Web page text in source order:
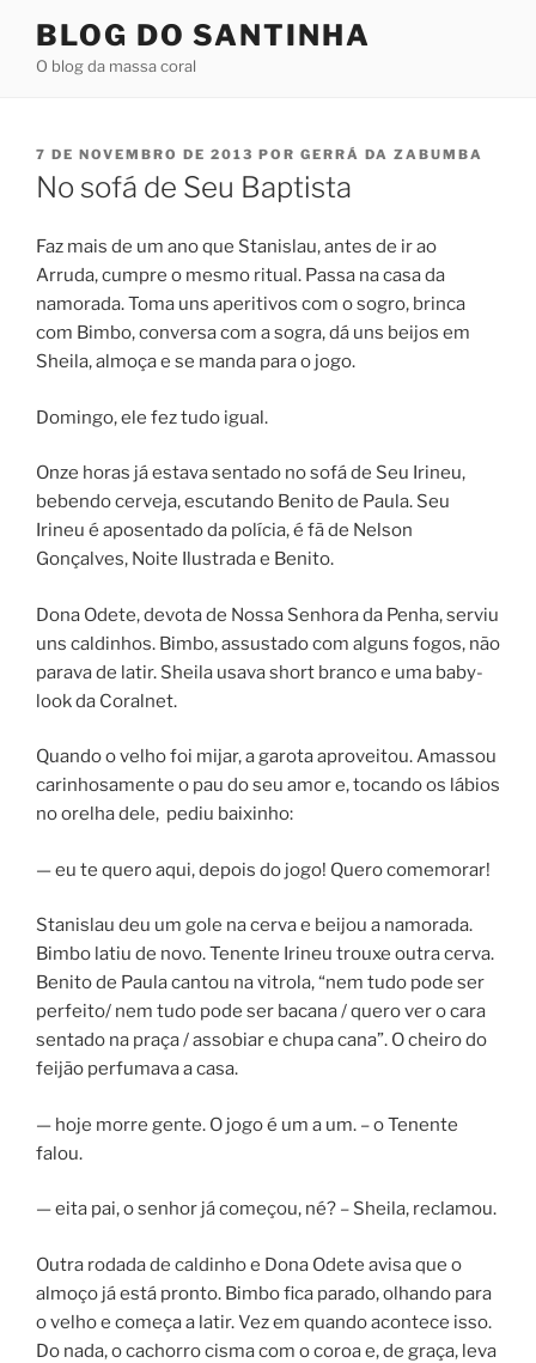
BLOG DO SANTINHA
O blog da massa coral
PUBLICADO
EM
7 DE NOVEMBRO DE 2013 POR GERRÁ DA ZABUMBA
No sofá de Seu Baptista
Faz mais de um ano que Stanislau, antes de ir ao
Arruda, cumpre o mesmo ritual. Passa na casa da
namorada. Toma uns aperitivos com o sogro, brinca
com Bimbo, conversa com a sogra, dá uns beijos em
Sheila, almoça e se manda para o jogo.
Domingo, ele fez tudo igual.
Onze horas já estava sentado no sofá de Seu Irineu,
bebendo cerveja, escutando Benito de Paula. Seu
Irineu é aposentado da polícia, é fã de Nelson
Gonçalves, Noite Ilustrada e Benito.
Dona Odete, devota de Nossa Senhora da Penha, serviu
uns caldinhos. Bimbo, assustado com alguns fogos, não
parava de latir. Sheila usava short branco e uma baby-
look da Coralnet.
Quando o velho foi mijar, a garota aproveitou. Amassou
carinhosamente o pau do seu amor e, tocando os lábios
no orelha dele, pediu baixinho:
— eu te quero aqui, depois do jogo! Quero comemorar!
Stanislau deu um gole na cerva e beijou a namorada.
Bimbo latiu de novo. Tenente Irineu trouxe outra cerva.
Benito de Paula cantou na vitrola, “nem tudo pode ser
perfeito/ nem tudo pode ser bacana / quero ver o cara
sentado na praça / assobiar e chupa cana”. O cheiro do
feijão perfumava a casa.
— hoje morre gente. O jogo é um a um. – o Tenente
falou.
— eita pai, o senhor já começou, né? – Sheila, reclamou.
Outra rodada de caldinho e Dona Odete avisa que o
almoço já está pronto. Bimbo fica parado, olhando para
o velho e começa a latir. Vez em quando acontece isso.
Do nada, o cachorro cisma com o coroa e, de graça, leva